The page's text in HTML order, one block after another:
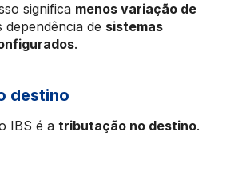
significa menos variação de
dependência de sistemas
.
destino
IBS é a tributação no destino.